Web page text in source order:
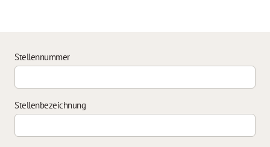
Stellennummer
Stellenbezeichnung